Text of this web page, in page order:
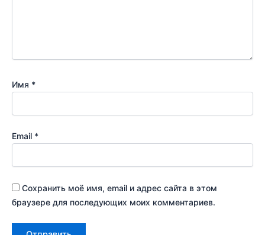
Имя *
Email *
Сохранить моё имя, email и адрес сайта в этом
браузере для последующих моих комментариев.